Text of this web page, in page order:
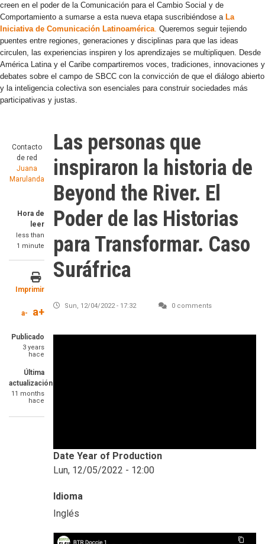
creen en el poder de la Comunicación para el Cambio Social y de
Comportamiento a sumarse a esta nueva etapa suscribiéndose a La
Iniciativa de Comunicación Latinoamérica. Queremos seguir tejiendo
puentes entre regiones, generaciones y disciplinas para que las ideas
circulen, las experiencias inspiren y los aprendizajes se multipliquen. Desde
América Latina y el Caribe compartiremos voces, tradiciones, innovaciones y
debates sobre el campo de SBCC con la convicción de que el diálogo abierto
y la inteligencia colectiva son esenciales para construir sociedades más
participativas y justas.
Contacto
de red
Juana
Marulanda
Hora de
leer
less than
1 minute
Imprimir
a- a+
Publicado
3 years
hace
Última
actualización
11 months
hace
Las personas que
inspiraron la historia de
Beyond the River. El
Poder de las Historias
para Transformar. Caso
Suráfrica
Sun, 12/04/2022 - 17:32 0 comments
Date Year of Production
Lun, 12/05/2022 - 12:00
Idioma
Inglés